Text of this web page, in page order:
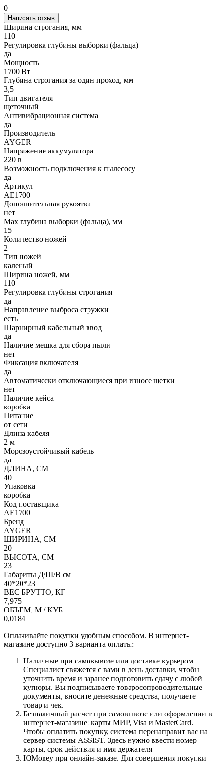
0
Написать отзыв
Ширина строгания, мм
110
Регулировка глубины выборки (фальца)
да
Мощность
1700 Вт
Глубина строгания за один проход, мм
3,5
Тип двигателя
щеточный
Антивибрационная система
да
Производитель
AYGER
Напряжение аккумулятора
220 в
Возможность подключения к пылесосу
да
Артикул
AE1700
Дополнительная рукоятка
нет
Max глубина выборки (фальца), мм
15
Количество ножей
2
Тип ножей
каленый
Ширина ножей, мм
110
Регулировка глубины строгания
да
Направление выброса стружки
есть
Шарнирный кабельный ввод
да
Наличие мешка для сбора пыли
нет
Фиксация включателя
да
Автоматически отключающиеся при износе щетки
нет
Наличие кейса
коробка
Питание
от сети
Длина кабеля
2 м
Морозоустойчивый кабель
да
ДЛИНА, СМ
40
Упаковка
коробка
Код поставщика
AE1700
Бренд
AYGER
ШИРИНА, СМ
20
ВЫСОТА, СМ
23
Габариты Д/Ш/В см
40*20*23
ВЕС БРУТТО, КГ
7,975
ОБЪЕМ, М / КУБ
0,0184
Оплачивайте покупки удобным способом. В интернет-
магазине доступно 3 варианта оплаты:
Наличные при самовывозе или доставке курьером.
Специалист свяжется с вами в день доставки, чтобы
уточнить время и заранее подготовить сдачу с любой
купюры. Вы подписываете товаросопроводительные
документы, вносите денежные средства, получаете
товар и чек.
Безналичный расчет при самовывозе или оформлении в
интернет-магазине: карты МИР, Visa и MasterCard.
Чтобы оплатить покупку, система перенаправит вас на
сервер системы ASSIST. Здесь нужно ввести номер
карты, срок действия и имя держателя.
ЮMoney при онлайн-заказе. Для совершения покупки